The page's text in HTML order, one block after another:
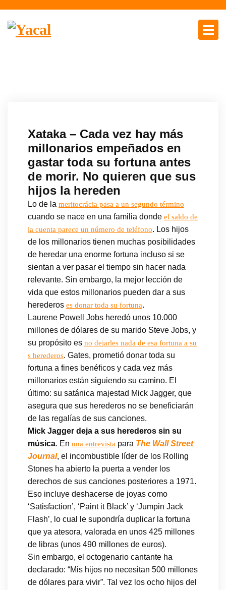
Xataka – Cada vez hay más
millonarios empeñados en
gastar toda su fortuna antes
de morir. No quieren que sus
hijos la hereden
Lo de la meritocrácia pasa a un segundo término
cuando se nace en una familia donde el saldo de
la cuenta parece un número de teléfono. Los hijos
de los millonarios tienen muchas posibilidades
de heredar una enorme fortuna incluso si se
sientan a ver pasar el tiempo sin hacer nada
relevante. Sin embargo, la mejor lección de
vida que estos millonarios pueden dar a sus
herederos es donar toda su fortuna.
Laurene Powell Jobs heredó unos 10.000
millones de dólares de su marido Steve Jobs, y
su propósito es no dejarles nada de esa fortuna a su
s herederos. Gates, prometió donar toda su
fortuna a fines benéficos y cada vez más
millonarios están siguiendo su camino. El
último: su satánica majestad Mick Jagger, que
asegura que sus herederos no se beneficiarán
de las regalías de sus canciones.
Mick Jagger deja a sus herederos sin su
música. En una entrevista para The Wall Street
Journal, el incombustible líder de los Rolling
Stones ha abierto la puerta a vender los
derechos de sus canciones posteriores a 1971.
Eso incluye deshacerse de joyas como
‘Satisfaction’, ‘Paint it Black’ y ‘Jumpin Jack
Flash’, lo cual le supondría duplicar la fortuna
que ya atesora, valorada en unos 425 millones
de libras (unos 490 millones de euros).
Sin embargo, el octogenario cantante ha
declarado: “Mis hijos no necesitan 500 millones
de dólares para vivir”. Tal vez los ocho hijos del